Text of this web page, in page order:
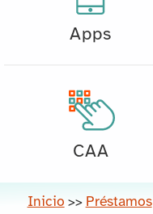
Apps
CAA
Inicio >> Préstamos